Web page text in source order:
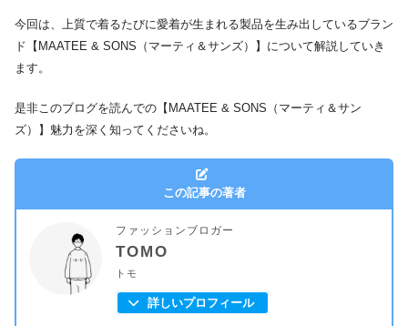
今回は、上質で着るたびに愛着が生まれる製品を生み出しているブラン
ド【MAATEE & SONS（マーティ＆サンズ）】について解説していき
ます。
是非このブログを読んでの【MAATEE & SONS（マーティ＆サン
ズ）】魅力を深く知ってくださいね。
この記事の著者
ファッションブロガー
TOMO
トモ
詳しいプロフィール